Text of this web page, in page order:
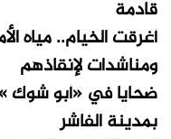
قادمة
أغرقت الخيام.. مياه
ومناشدات لإنقاذهم
ضحايا في «أبو شوك
بمدينة الفاشر